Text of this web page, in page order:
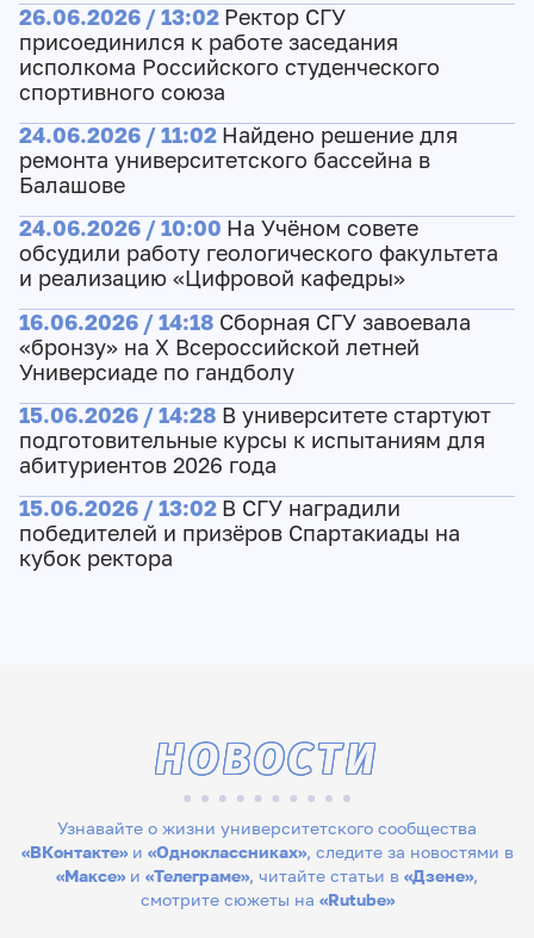
26.06.2026 / 13:02 Ректор СГУ
присоединился к работе заседания
исполкома Российского студенческого
спортивного союза
24.06.2026 / 11:02 Найдено решение для
ремонта университетского бассейна в
Балашове
24.06.2026 / 10:00 На Учёном совете
обсудили работу геологического факультета
и реализацию «Цифровой кафедры»
16.06.2026 / 14:18 Сборная СГУ завоевала
«бронзу» на Х Всероссийской летней
Универсиаде по гандболу
15.06.2026 / 14:28 В университете стартуют
подготовительные курсы к испытаниям для
абитуриентов 2026 года
15.06.2026 / 13:02 В СГУ наградили
победителей и призёров Спартакиады на
кубок ректора
Узнавайте о жизни университетского сообщества
«ВКонтакте»и «Одноклассниках», следите за новостями в
«Максе» и «Телеграме», читайте статьи в «Дзене»,
смотрите сюжеты на «Rutube»
НОВОСТИ